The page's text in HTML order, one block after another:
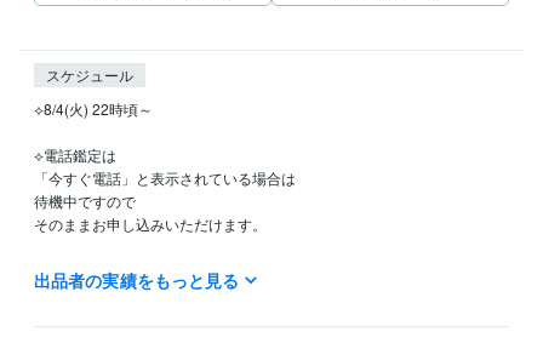
スケジュール
⟡8/4(火) 22時頃～
⟡電話鑑定は
「今すぐ電話」と表示されている場合は
待機中ですので
そのままお申し込みいただけます。
⟡ チャット鑑定も
待機中でしたら、そのままお申し込みいただけます。
出品者の実績をもっと見る